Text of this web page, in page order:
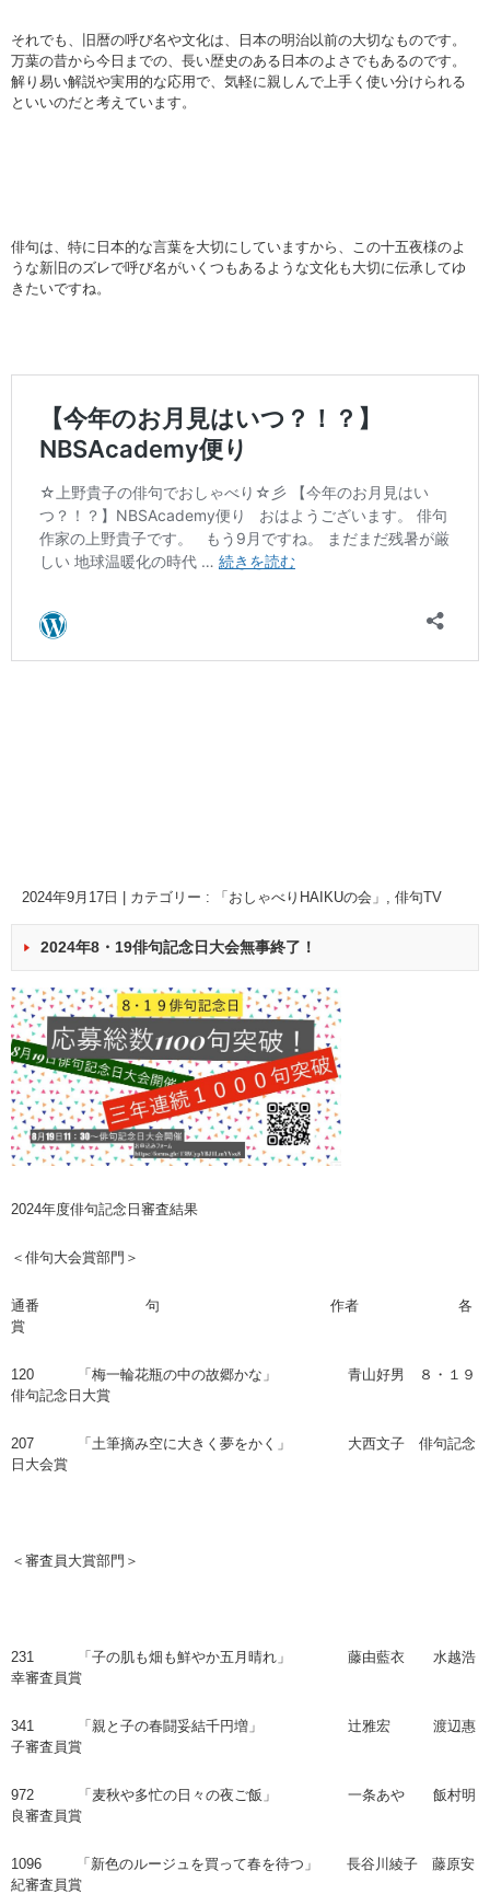
それでも、旧暦の呼び名や文化は、日本の明治以前の大切なものです。
万葉の昔から今日までの、長い歴史のある日本のよさでもあるのです。
解り易い解説や実用的な応用で、気軽に親しんで上手く使い分けられる
といいのだと考えています。
俳句は、特に日本的な言葉を大切にしていますから、この十五夜様のよ
うな新旧のズレで呼び名がいくつもあるような文化も大切に伝承してゆ
きたいですね。
2024年9月17日 カテゴリー : 「おしゃべりHAIKUの会」 , 俳句TV
2024年8・19俳句記念日大会無事終了！
2024年度俳句記念日審査結果
＜俳句大会賞部門＞
通番 句 作者 各
賞
120 「梅一輪花瓶の中の故郷かな」 青山好男 ８・１９
俳句記念日大賞
207 「土筆摘み空に大きく夢をかく」 大西文子 俳句記念
日大会賞
＜審査員大賞部門＞
231 「子の肌も畑も鮮やか五月晴れ」 藤由藍衣 水越浩
幸審査員賞
341 「親と子の春闘妥結千円増」 辻雅宏 渡辺惠
子審査員賞
972 「麦秋や多忙の日々の夜ご飯」 一条あや 飯村明
良審査員賞
1096 「新色のルージュを買って春を待つ」 長谷川綾子 藤原安
紀審査員賞